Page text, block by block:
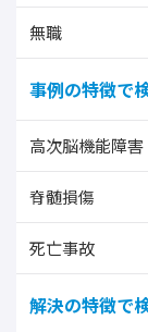
無職
事例の特徴で
高次脳機能障害
脊髄損傷
死亡事故
解決の特徴で